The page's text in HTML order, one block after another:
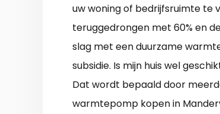
uw woning of bedrijfsruimte te
teruggedrongen met 60% en
slag met een duurzame
subsidie. Is mijn huis wel
Dat wordt bepaald door
warmtepomp kopen in